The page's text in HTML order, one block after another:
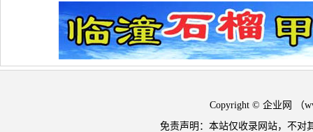
Copyright © 企业网 （
免责声明：本站仅收录网站，不对